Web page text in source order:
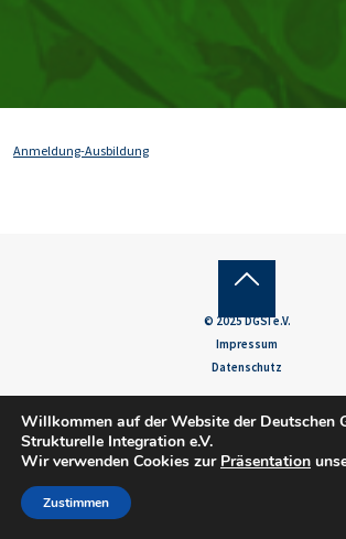
Anmeldung-Ausbildung
© 2025 DGSI e.V.
Impressum
Datenschutz
Back
to
Top
Willkommen auf der Website der Deutschen
Strukturelle Integration e.V.
Wir verwenden Cookies zur Präsentation
Zustimmen